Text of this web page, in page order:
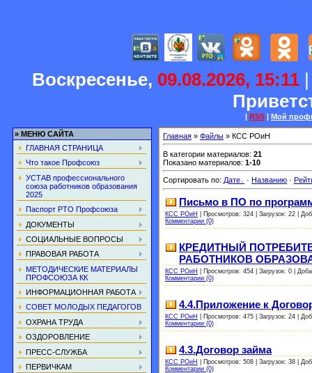
Воскресенье, 09.08.2026, 15:11
| RSS | Мой
» МЕНЮ САЙТА
ГЛАВНАЯ СТРАНИЦА
Что такое Профсоюз
УСТАВ профессионального
союза работников образования
2025
Паспорт РТО Профсоюза
ДОКУМЕНТЫ
СОЦИАЛЬНЫЕ ВОПРОСЫ
ПРАВОВАЯ РАБОТА
МЕТОДИЧЕСКИЕ МАТЕРИАЛЫ
ПРОФСОЮЗА КК
ИНФОРМАЦИОННАЯ РАБОТА
СОВЕТ МОЛОДЫХ ПЕДАГОГОВ
ОХРАНА ТРУДА
ОЗДОРОВЛЕНИЕ
ПРЕСС-СЛУЖБА
ПЕРВИЧКАМ
Главная » Файлы » КСС РОиН
В категории материалов: 21
Показано материалов: 1-10
Сортировать по: Дате · Названию ·
Письмо в ПО по
КСС РОиН Просмотров: 324 Загрузок: 22
Комментарии (0)
КРЕДИТНЫЙ
РАБОТНИКОВ
КСС РОиН Просмотров: 454 Загрузок: 0
Комментарии (0)
4.4.Приложение к
КСС РОиН Просмотров: 475 Загрузок: 24
Комментарии (0)
4.3.Договор займа
КСС РОиН Просмотров: 508 Загрузок: 38
Комментарии (0)